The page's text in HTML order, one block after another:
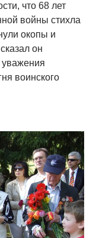
что 68 лет
войны стихла
окопы и
он
воинского